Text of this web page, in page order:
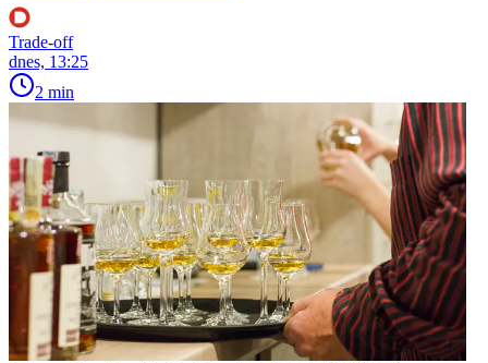
Trade-off
dnes, 13:25
2 min